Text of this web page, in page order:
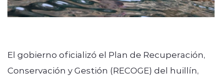
El gobierno oficializó el Plan de Recuperación,
Conservación y Gestión (RECOGE) del huillín,